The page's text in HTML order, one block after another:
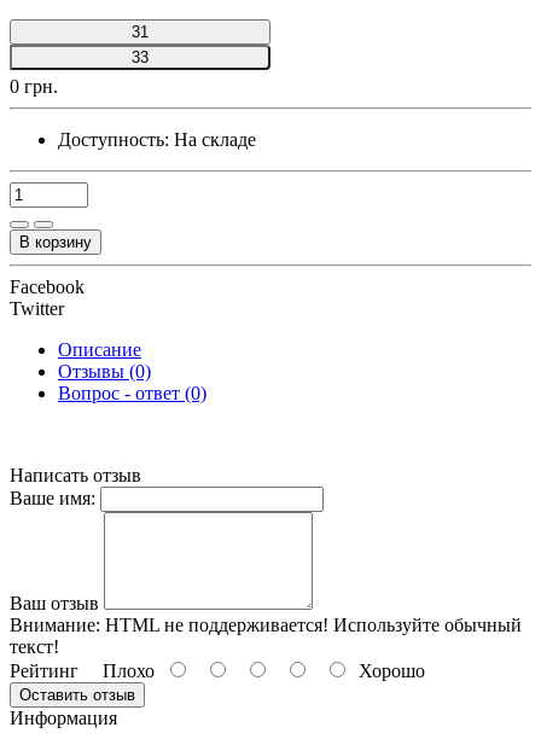
31
33
0 грн.
Доступность: На складе
В корзину
Facebook
Twitter
Описание
Отзывы (0)
Вопрос - ответ (0)
Написать отзыв
Ваше имя:
Ваш отзыв
Внимание: HTML не поддерживается! Используйте обычный
текст!
Рейтинг Плохо Хорошо
Оставить отзыв
Информация